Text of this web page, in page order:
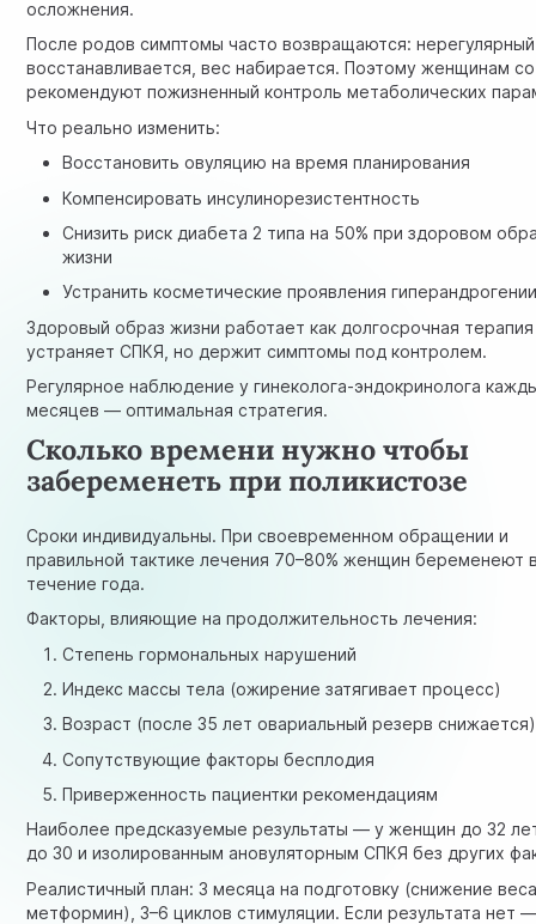
осложнения.
После родов симптомы часто возвращаются:
восстанавливается, вес набирается. Поэтому женщинам
рекомендуют пожизненный контроль метаболических
Что реально изменить:
Восстановить овуляцию на время планирования
Компенсировать инсулинорезистентность
Снизить риск диабета 2 типа на 50% при здоровом
жизни
Устранить косметические проявления
Здоровый образ жизни работает как долгосрочная
устраняет СПКЯ, но держит симптомы под контролем.
Регулярноенаблюдение у гинеколога-эндокринолога
месяцев — оптимальная стратегия.
Сколько времени нужно чтобы
забеременеть при поликистозе
Сроки индивидуальны. При своевременном обращении и
правильной тактике лечения 70–80% женщин беременеют
течение года.
Факторы, влияющие на продолжительность лечения:
Степень гормональных нарушений
Индекс массы тела (ожирение затягивает процесс)
Возраст (после 35 лет овариальный резерв снижается)
Сопутствующие факторы бесплодия
Приверженность пациентки рекомендациям
Наиболее предсказуемые результаты — у женщин до 32
до 30 и изолированным ановуляторным СПКЯ без других
Реалистичный план: 3 месяца на подготовку (снижение
метформин), 3–6 циклов стимуляции. Если результата нет